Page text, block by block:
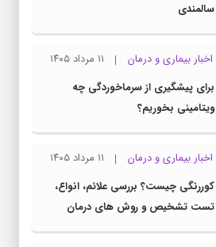
سالمندی
اخبار بیماری و درمان
۱۱ مرداد ۱۴۰۵
برای پیشگیری از سرماخوردگی چه
ویتامینی بخوریم؟
اخبار بیماری و درمان
۱۱ مرداد ۱۴۰۵
کوررنگی چیست؟ بررسی علائم، انواع،
تست تشخیص و روش های درمان